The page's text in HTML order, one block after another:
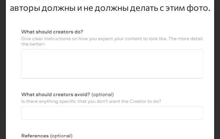
авторы должны и не должны делать с этим фото.